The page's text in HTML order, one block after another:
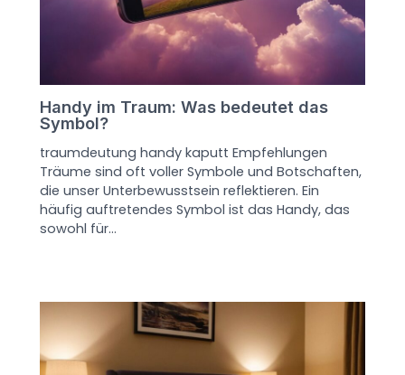
Handy im Traum: Was bedeutet das
Symbol?
traumdeutung handy kaputt Empfehlungen
Träume sind oft voller Symbole und Botschaften,
die unser Unterbewusstsein reflektieren. Ein
häufig auftretendes Symbol ist das Handy, das
sowohl für…